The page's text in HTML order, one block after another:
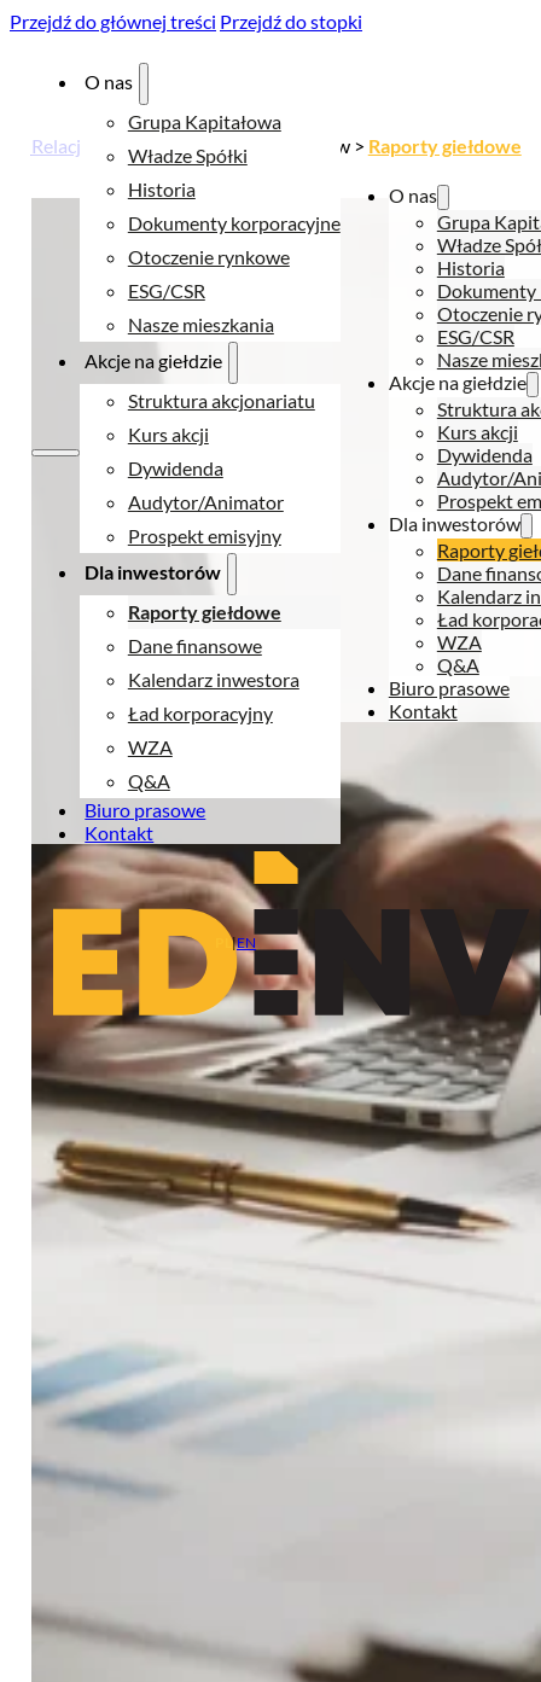
Przejdź do głównej treści Przejdź do stopki
O nas
Grupa Kapitałowa
Władze Spółki
Historia
Dokumenty korporacyjne
Otoczenie rynkowe
ESG/CSR
Nasze mieszkania
Akcje na giełdzie
Struktura akcjonariatu
Kurs akcji
Dywidenda
Audytor/Animator
Prospekt emisyjny
Dla inwestorów
Raporty giełdowe
Dane finansowe
Kalendarz inwestora
Ład korporacyjny
WZA
Q&A
Biuro prasowe
Kontakt
O nas
Grupa
Władze
Historia
Dokumenty
Otoczenie
ESG/CSR
Nasze
Akcje na giełdzie
Struktura
Kurs akcji
Dywidenda
Audytor/
Prospekt
Dla inwestorów
Raporty
Dane
Kalendarz
Ład
WZA
Q&A
Biuro prasowe
Kontakt
PL|EN
Relacje inwestorskie> Dla inwestorów > Raporty giełdowe